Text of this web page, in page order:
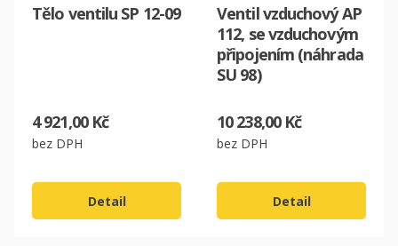
Tělo ventilu SP 12-09
4 921,00 Kč
bez DPH
Detail
Ventil vzduchový AP
112, se vzduchovým
připojením (náhrada
SU 98)
10 238,00 Kč
bez DPH
Detail